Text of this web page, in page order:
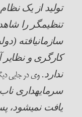
تولید از یک
تنظیم­گر را
سازمان­یافته
کارگری و
ندارد.وی در جایی
سرمایه­داری
یافت نمی­شود،